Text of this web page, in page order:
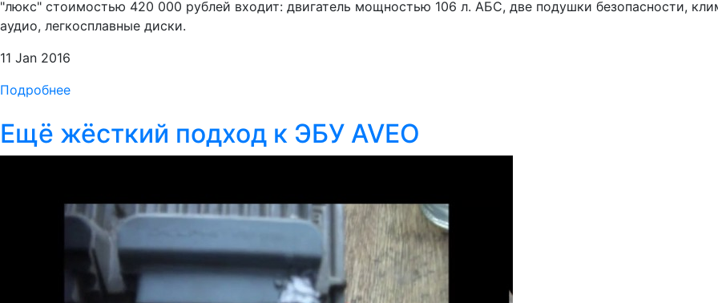
"люкс" стоимостью 420 000 рублей входит: двигатель мощностью 106 л. АБС, две подушки безопасности,
аудио, легкосплавные диски.
11 Jan 2016
Подробнее
Ещё жёсткий подход к ЭБУ AVEO